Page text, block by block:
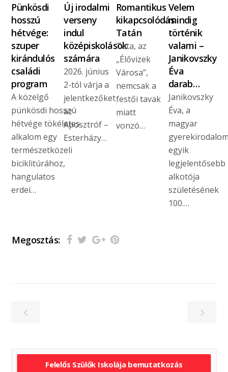
Pünkösdi
hosszú
hétvége:
szuper
kirándulós
családi
program
A közelgő
pünkösdi hosszú
hétvége tökéletes
alkalom egy
természetközeli
biciklitúrához,
hangulatos
erdei…
Új irodalmi
verseny
indul
középiskolások
számára
2026. június
2-tól várja a
jelentkezőket
az
Aposztróf –
Esterházy…
Romantikus
kikapcsolódás
Tatán
Tata, az
„Élővizek
Városa”,
nemcsak a
festői tavak
miatt
vonzó…
Velem
mindig
történik
valami –
Janikovszky
Éva
darab…
Janikovszky
Éva, a
magyar
egyik
legjelentősebb
alkotója
születésének
100.…
Megosztás:
Felelős Szülők Iskolája bemutatkozás